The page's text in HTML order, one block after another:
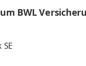
BWL